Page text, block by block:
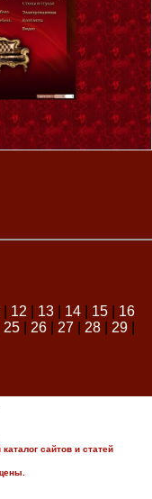
12 13| 14| 15| 16
25| 26| 27| 28| 29|
сайтов и статей